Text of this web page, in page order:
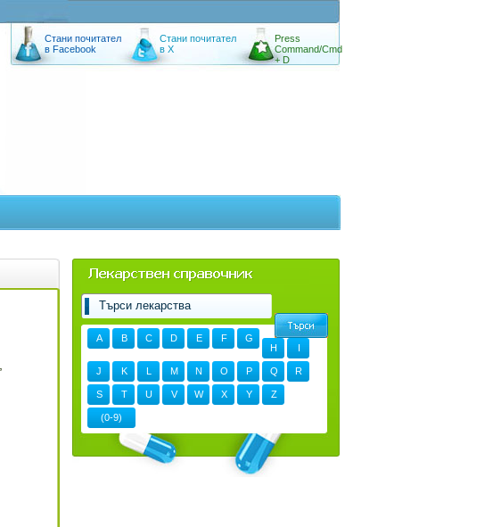
Стани почитател
в Facebook
Стани почитател
в X
Press
Command/Cmd
+ D
A B C D E F
G
H
I
J K L M N O P Q R
S T U V W X Y Z
(0-9)